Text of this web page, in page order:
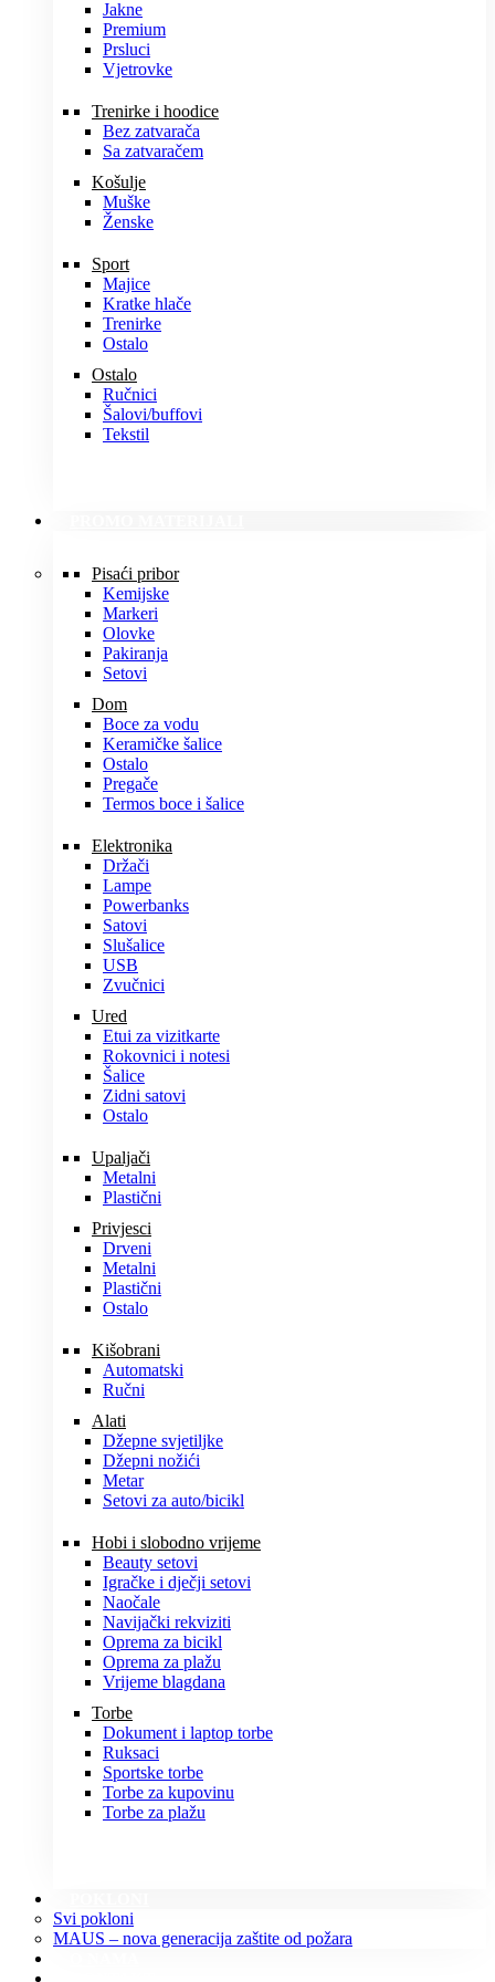
Jakne
Premium
Prsluci
Vjetrovke
Trenirke i hoodice
Bez zatvarača
Sa zatvaračem
Košulje
Muške
Ženske
Sport
Majice
Kratke hlače
Trenirke
Ostalo
Ostalo
Ručnici
Šalovi/buffovi
Tekstil
Pisaći pribor
Kemijske
Markeri
Olovke
Pakiranja
Setovi
Dom
Boce za vodu
Keramičke šalice
Ostalo
Pregače
Termos boce i šalice
Elektronika
Držači
Lampe
Powerbanks
Satovi
Slušalice
USB
Zvučnici
Ured
Etui za vizitkarte
Rokovnici i notesi
Šalice
Zidni satovi
Ostalo
Upaljači
Metalni
Plastični
Privjesci
Drveni
Metalni
Plastični
Ostalo
Kišobrani
Automatski
Ručni
Alati
Džepne svjetiljke
Džepni nožići
Metar
Setovi za auto/bicikl
Hobi i slobodno vrijeme
Beauty setovi
Igračke i dječji setovi
Naočale
Navijački rekviziti
Oprema za bicikl
Oprema za plažu
Vrijeme blagdana
Torbe
Dokument i laptop torbe
Ruksaci
Sportske torbe
Torbe za kupovinu
Torbe za plažu
Svi pokloni
MAUS – nova generacija zaštite od požara